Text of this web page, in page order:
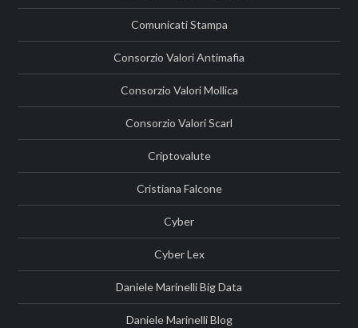
Comunicati Stampa
Consorzio Valori Antimafia
Consorzio Valori Mollica
Consorzio Valori Scarl
Criptovalute
Cristiana Falcone
Cyber
Cyber Lex
Daniele Marinelli Big Data
Daniele Marinelli Blog